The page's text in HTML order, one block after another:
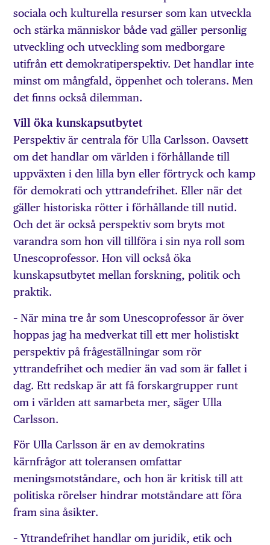
sociala och kulturella resurser som kan utveckla
och stärka människor både vad gäller personlig
utveckling och utveckling som medborgare
utifrån ett demokratiperspektiv. Det handlar inte
minst om mångfald, öppenhet och tolerans. Men
det finns också dilemman.
Vill öka kunskapsutbytet
Perspektiv är centrala för Ulla Carlsson. Oavsett
om det handlar om världen i förhållande till
uppväxten i den lilla byn eller förtryck och kamp
för demokrati och yttrandefrihet. Eller när det
gäller historiska rötter i förhållande till nutid.
Och det är också perspektiv som bryts mot
varandra som hon vill tillföra i sin nya roll som
Unescoprofessor. Hon vill också öka
kunskapsutbytet mellan forskning, politik och
praktik.
– När mina tre år som Unescoprofessor är över
hoppas jag ha medverkat till ett mer holistiskt
perspektiv på frågeställningar som rör
yttrandefrihet och medier än vad som är fallet i
dag. Ett redskap är att få forskargrupper runt
om i världen att samarbeta mer, säger Ulla
Carlsson.
För Ulla Carlsson är en av demokratins
kärnfrågor att toleransen omfattar
meningsmotståndare, och hon är kritisk till att
politiska rörelser hindrar motståndare att föra
fram sina åsikter.
– Yttrandefrihet handlar om juridik, etik och